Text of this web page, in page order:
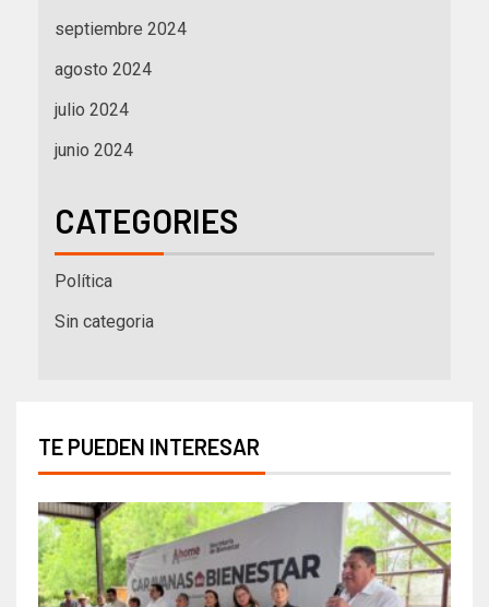
septiembre 2024
agosto 2024
julio 2024
junio 2024
CATEGORIES
Política
Sin categoria
TE PUEDEN INTERESAR